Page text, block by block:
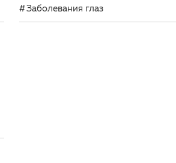
Заболевания глаз